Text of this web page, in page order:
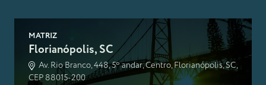
MATRIZ
Florianópolis, SC
Av. Rio Branco, 448, 5º andar, Centro, Florianópolis, SC,
CEP 88015-200